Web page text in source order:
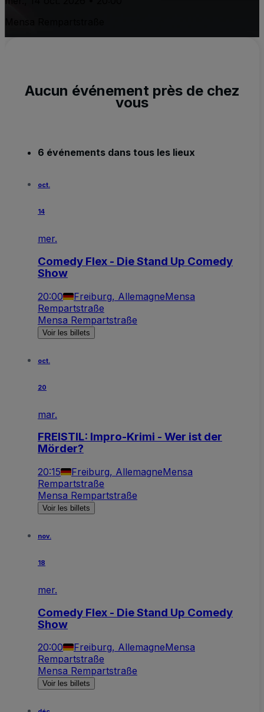
Aucun événement près de chez
vous
6 événements dans tous les lieux
oct.
14
mer.
Comedy Flex - Die Stand Up Comedy
Show
20:00 Freiburg, AllemagneMensa
Rempartstraße
Mensa Rempartstraße
Voir les billets
oct.
20
mar.
FREISTIL: Impro-Krimi - Wer ist der
Mörder?
20:15 Freiburg, AllemagneMensa
Rempartstraße
Mensa Rempartstraße
Voir les billets
nov.
18
mer.
Comedy Flex - Die Stand Up Comedy
Show
20:00 Freiburg, AllemagneMensa
Rempartstraße
Mensa Rempartstraße
Voir les billets